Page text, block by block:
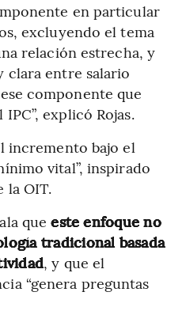
en particular
excluyendo el tema
relación estrecha, y
clara entre salario
componente que
explicó Rojas.
incremento bajo el
vital”, inspirado
la OIT.
queeste enfoque no
tradicional basada
, y que el
“genera preguntas